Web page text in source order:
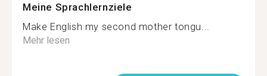
Meine Sprachlernziele
Make English my second mother tongu...
Mehr lesen